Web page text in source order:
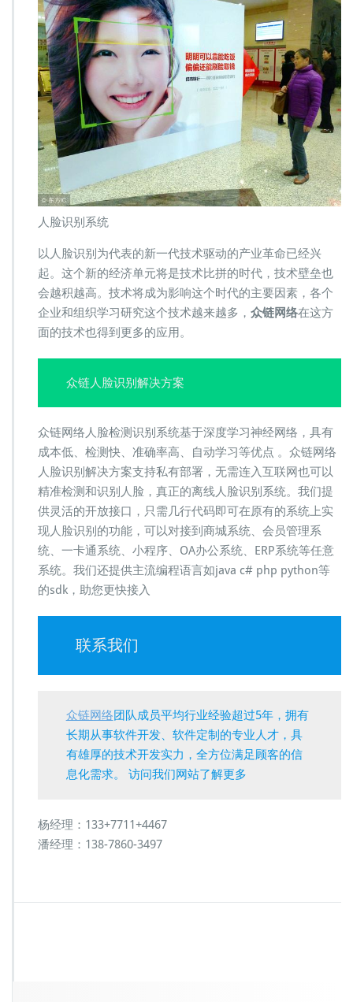
人脸识别系统
以人脸识别为代表的新一代技术驱动的产业革命已经兴
起。这个新的经济单元将是技术比拼的时代，技术壁垒也
会越积越高。技术将成为影响这个时代的主要因素，各个
企业和组织学习研究这个技术越来越多， 众链网络在这方
面的技术也得到更多的应用。
众链人脸识别解决方案
众链网络人脸检测识别系统基于深度学习神经网络，具有
成本低、检测快、准确率高、自动学习等优点 。众链网络
人脸识别解决方案支持私有部署，无需连入互联网也可以
精准检测和识别人脸，真正的离线人脸识别系统。我们提
供灵活的开放接口，只需几行代码即可在原有的系统上实
现人脸识别的功能，可以对接到商城系统、会员管理系
统、一卡通系统、小程序、OA办公系统、ERP系统等任意
系统。我们还提供主流编程语言如java c# php python等
的sdk，助您更快接入
联系我们
众链网络团队成员平均行业经验超过5年，拥有
长期从事软件开发、软件定制的专业人才，具
有雄厚的技术开发实力，全方位满足顾客的信
息化需求。 访问我们网站了解更多
杨经理：133+7711+4467
潘经理：138-7860-3497